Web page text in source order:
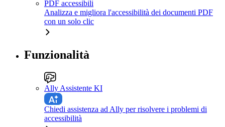
PDF accessibili
Analizza e migliora l'accessibilità dei documenti PDF
con un solo clic
Funzionalità
Ally Assistente KI
Chiedi assistenza ad Ally per risolvere i problemi di
accessibilità